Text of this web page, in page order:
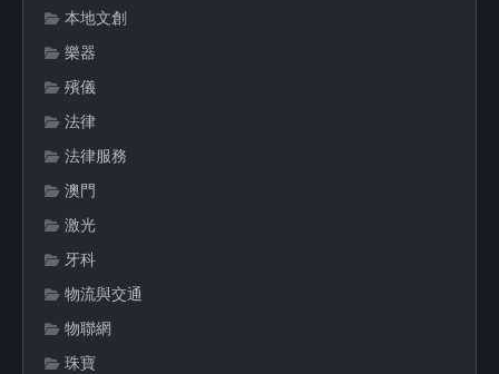
本地文創
樂器
殯儀
法律
法律服務
澳門
激光
牙科
物流與交通
物聯網
珠寶